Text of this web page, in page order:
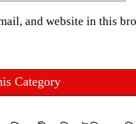
and website in this
Category